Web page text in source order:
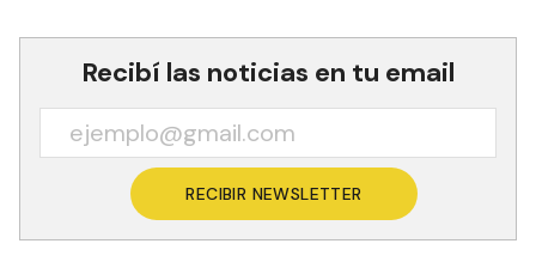
Recibí las noticias en tu email
RECIBIR NEWSLETTER